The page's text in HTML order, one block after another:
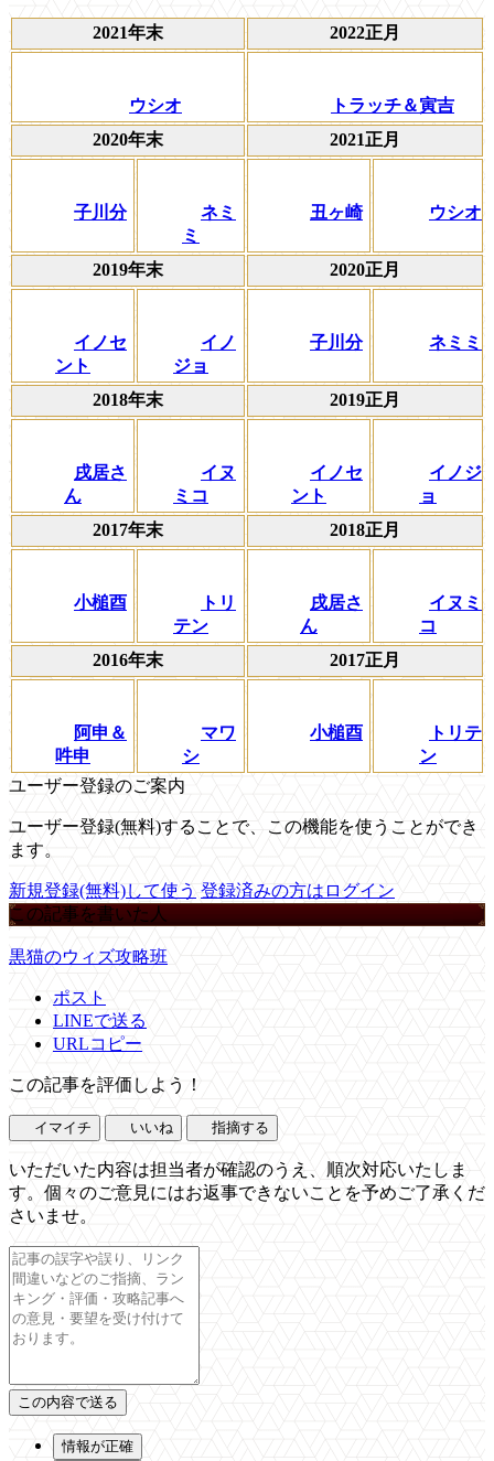
2021年末 2022正月
ウシオ
トラッチ＆寅吉
2020年末
2021正月
子川分
ネミ
ミ
丑ヶ崎 ウシオ
2019年末 2020正月
イノセ
ント
イノ
ジョ
子川分 ネミミ
2018年末 2019正月
戌居さ
ん
イヌ
ミコ
イノセ
ント
イノジ
ョ
2017年末
2018正月
小槌酉
トリ
テン
戌居さ
ん
イヌミ
コ
2016年末
2017正月
阿申＆
吽申
マワ
シ
小槌酉
トリテ
ン
ユーザー登録のご案内
ユーザー登録(無料)することで、この機能を使うことができ
ます。
新規登録(無料)して使う 登録済みの方はログイン
この記事を書いた人
黒猫のウィズ攻略班
ポスト
LINEで送る
URLコピー
この記事を評価しよう！
イマイチ いいね 指摘する
いただいた内容は担当者が確認のうえ、順次対応いたしま
す。個々のご意見にはお返事できないことを予めご了承くだ
さいませ。
情報が正確